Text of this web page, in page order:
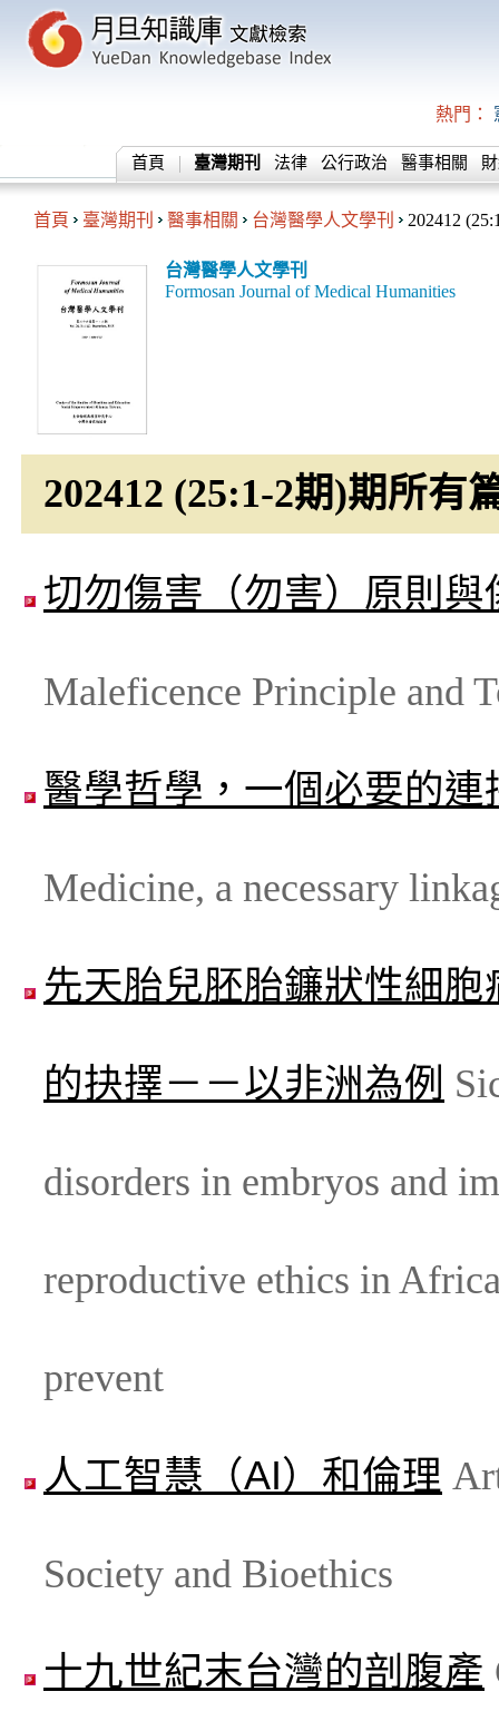
熱門：
首頁 臺灣期刊 法律 公行政治 醫事相關
首頁 臺灣期刊 醫事相關 台灣醫學人文學刊 202412
台灣醫學人文學刊
Formosan Journal of Medical Humanities
202412 (25:1-2期)期所有
切勿傷害（勿害）原則與
Maleficence Principle and
醫學哲學，一個必要的連
Medicine, a necessary
先天胎兒胚胎鐮狀性細
的抉擇－－以非洲為例
disorders in embryos and
reproductive ethics in
prevent
人工智慧（AI）和倫理
Society and Bioethics
十九世紀末台灣的剖腹產